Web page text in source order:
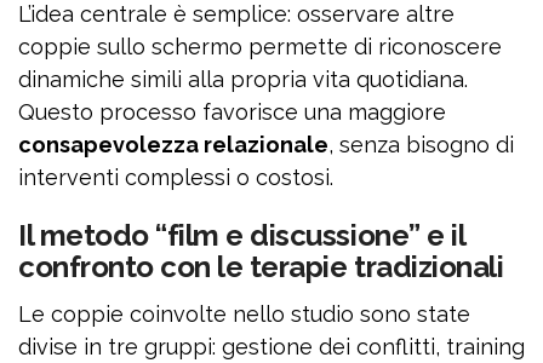
L’idea centrale è semplice: osservare altre
coppie sullo schermo permette di riconoscere
dinamiche simili alla propria vita quotidiana.
Questo processo favorisce una maggiore
consapevolezza relazionale, senza bisogno di
interventi complessi o costosi.
Il metodo “film e discussione” e il
confronto con le terapie tradizionali
Le coppie coinvolte nello studio sono state
divise in tre gruppi: gestione dei conflitti, training